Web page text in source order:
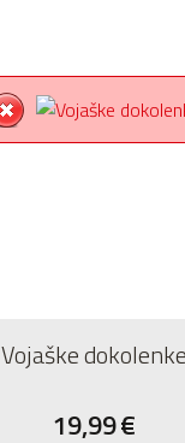
Vojaške dokolenke
19,99€